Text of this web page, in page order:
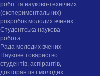
робіт та науково-технічних
(експериментальних)
розробок молодих вчених
Студентська наукова
робота
Рада молодих вчених
Наукове товариство
студентів, аспірантів,
докторантів і молодих